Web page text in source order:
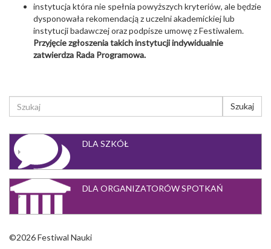
instytucja która nie spełnia powyższych kryteriów, ale będzie
dysponowała rekomendacją z uczelni akademickiej lub
instytucji badawczej oraz podpisze umowę z Festiwalem.
Przyjęcie zgłoszenia takich instytucji indywidualnie
zatwierdza Rada Programowa.
FORMULARZ
WYSZUKIWANIA
Szukaj
DLA SZKÓŁ
DLA ORGANIZATORÓW SPOTKAŃ
©2026 Festiwal Nauki